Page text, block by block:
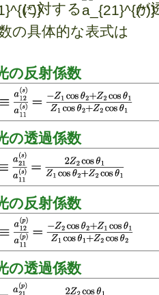
に対する
が
の具体的な表式は
の反射係数
の透過係数
の反射係数
の透過係数